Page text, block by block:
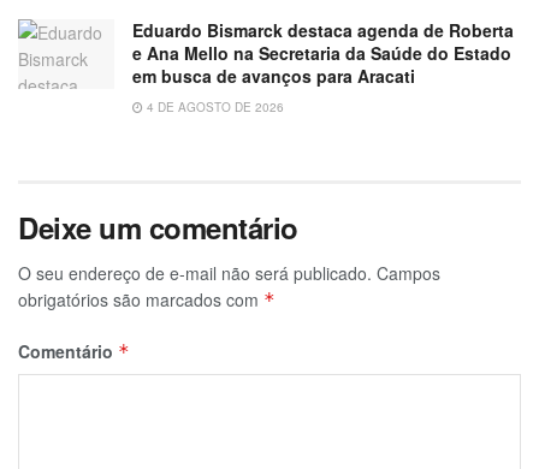
Eduardo Bismarck destaca agenda de Roberta
e Ana Mello na Secretaria da Saúde do Estado
em busca de avanços para Aracati
4 DE AGOSTO DE 2026
Deixe um comentário
O seu endereço de e-mail não será publicado. Campos
obrigatórios são marcados com *
Comentário *